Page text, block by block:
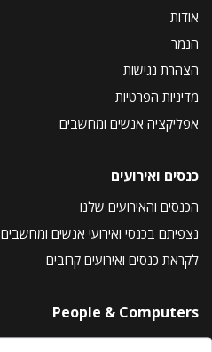
אודות
הנמר
הצהרת נגישות
מדיניות הפרטיות
אפליקציה אנשים ומחשבים
כנסים ואירועים
הכנסים והאירועים שלנו
נצפיתם בכנסי ואירועי אנשים ומחשבים
לקראת כנסים ואירועים קרובים
People & Computers
About Us